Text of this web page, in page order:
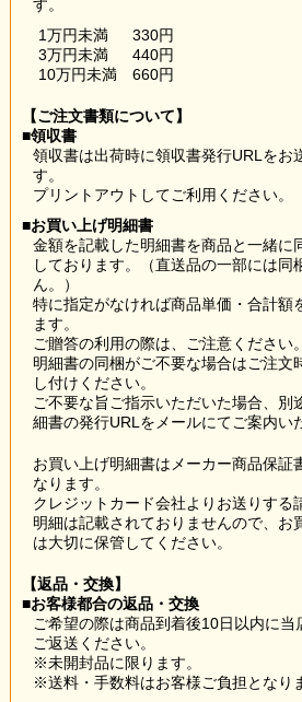
す。
1万円未満
330円
3万円未満
440円
10万円未満
660円
【ご注文書類について】
■領収書
領収書は出荷時に領収書発行URLをお
す。
プリントアウトしてご利用ください。
■お買い上げ明細書
金額を記載した明細書を商品と一緒に
しております。（直送品の一部には同
ん。）
特に指定がなければ商品単価・合計額
ます。
ご贈答の利用の際は、ご注意ください。
明細書の同梱がご不要な場合はご注文
し付けください。
ご不要な旨ご指示いただいた場合、別
細書の発行URLをメールにてご案内い
お買い上げ明細書はメーカー商品保証
なります。
クレジットカード会社よりお送りする
明細は記載されておりませんので、お
は大切に保管してください。
【返品・交換】
■お客様都合の返品・交換
ご希望の際は商品到着後10日以内に当
ご返送ください。
※未開封品に限ります。
※送料・手数料はお客様ご負担となり